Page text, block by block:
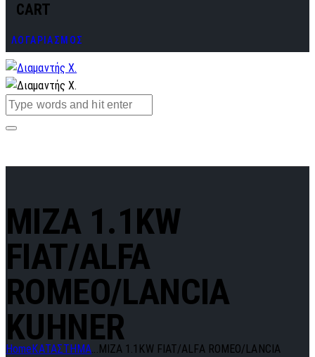
CART
ΛΟΓΑΡΙΑΣΜΟΣ
MIZA 1.1KW
FIAT/ALFA
ROMEO/LANCIA
KUHNER
Home ΚΑΤΑΣΤΗΜΑ... MIZA 1.1KW FIAT/ALFA ROMEO/LANCIA